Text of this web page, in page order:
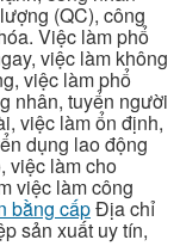
(QC), công
Việc làm phổ
việc làm không
việc làm phổ
nhân, tuyển người
việc làm ổn định,
dụng lao động
việc làm cho
việc làm công
bằng cấpĐịa chỉ
sản xuất uy tín,